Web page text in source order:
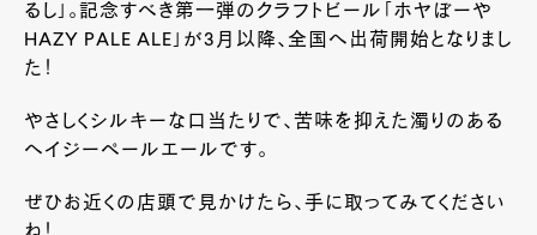
るし」。記念すべき第一弾のクラフトビール「ホヤぼーや
HAZY PALE ALE」が3月以降、全国へ出荷開始となりまし
た！
やさしくシルキーな口当たりで、苦味を抑えた濁りのある
ヘイジーペールエールです。
ぜひお近くの店頭で見かけたら、手に取ってみてください